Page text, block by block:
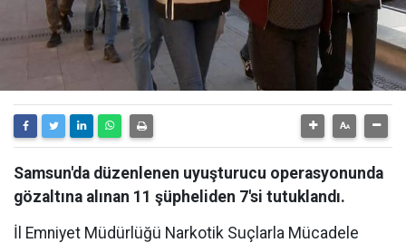
Samsun'da düzenlenen uyuşturucu operasyonunda
gözaltına alınan 11 şüpheliden 7'si tutuklandı.
İl Emniyet Müdürlüğü Narkotik Suçlarla Mücadele